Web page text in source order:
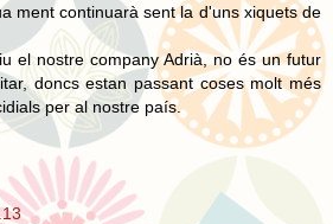
ment continuarà sent la d'uns xiquets de
el nostre company Adrià, no és un futur
doncs estan passant coses molt més
per al nostre país.